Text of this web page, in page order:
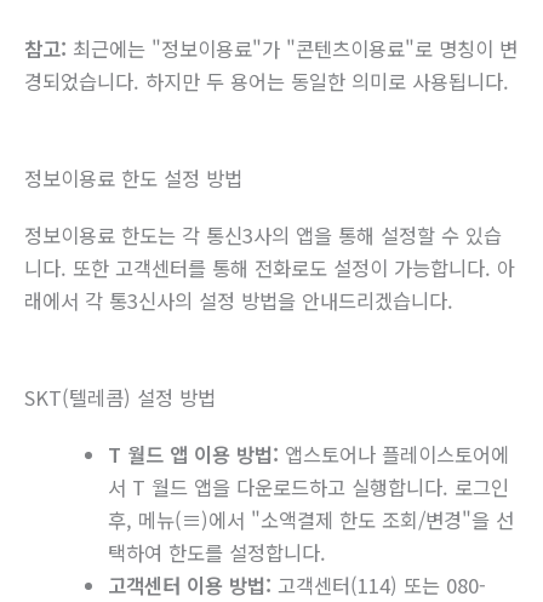
참고: 최근에는 "정보이용료"가 "콘텐츠이용료"로 명칭이 변
경되었습니다. 하지만 두 용어는 동일한 의미로 사용됩니다.
정보이용료 한도 설정 방법
정보이용료 한도는 각 통신3사의 앱을 통해 설정할 수 있습
니다. 또한 고객센터를 통해 전화로도 설정이 가능합니다. 아
래에서 각 통3신사의 설정 방법을 안내드리겠습니다.
SKT(텔레콤) 설정 방법
T 월드 앱 이용 방법: 앱스토어나 플레이스토어에
서 T 월드 앱을 다운로드하고 실행합니다. 로그인
후, 메뉴(≡)에서 "소액결제 한도 조회/변경"을 선
택하여 한도를 설정합니다.
고객센터 이용 방법: 고객센터(114) 또는 080-